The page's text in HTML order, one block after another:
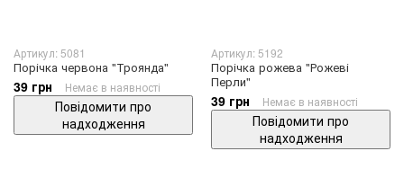
Артикул: 5081
Порічка червона "Троянда"
39 грн Немає в наявності
Повідомити про
надходження
Артикул: 5192
Порічка рожева "Рожеві
Перли"
39 грн Немає в наявності
Повідомити про
надходження